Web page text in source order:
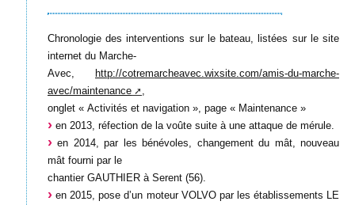
Chronologie des interventions sur le bateau, listées sur le site
internet du Marche-
Avec,
http://cotremarcheavec.wixsite.com/amis-du-marche-
avec/maintenance
onglet « Activités et navigation », page « Maintenance »
en 2013, réfection de la voûte suite à une attaque de mérule.
en 2014, par les bénévoles, changement du mât, nouveau
mât fourni par le
chantier GAUTHIER à Serent (56).
en 2015, pose d’un moteur VOLVO par les établissements LE